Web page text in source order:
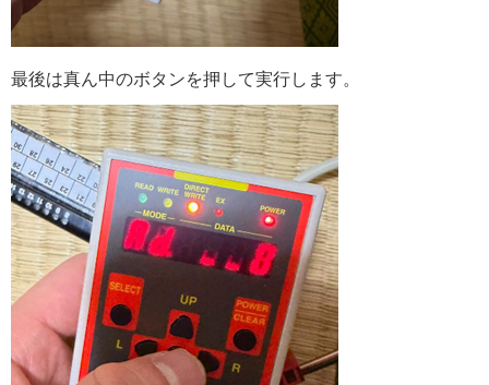
最後は真ん中のボタンを押して実行します。